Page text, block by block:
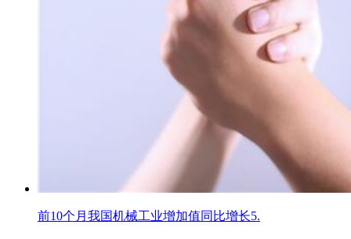
前10个月我国机械工业增加值同比增长5.